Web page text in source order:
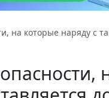
на которые наряду с